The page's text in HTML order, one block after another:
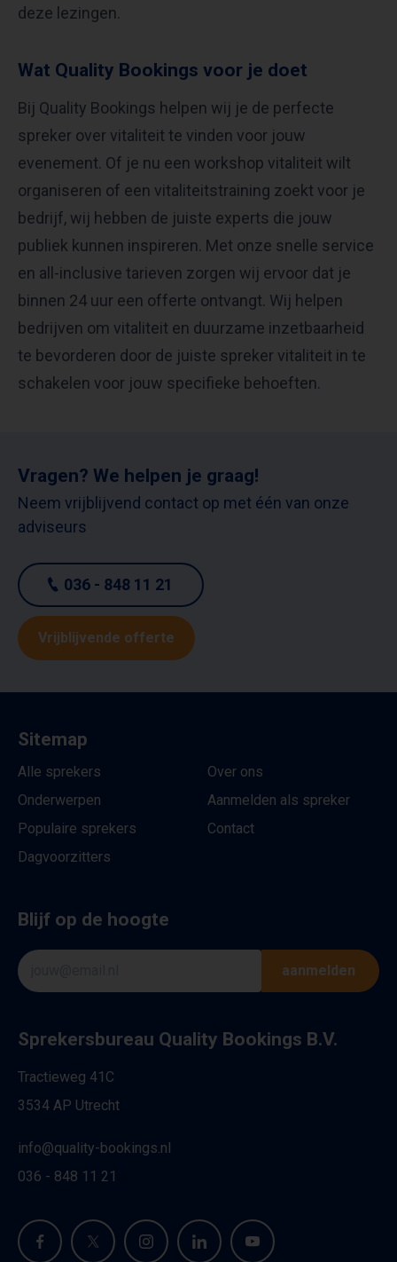
deze lezingen.
Wat Quality Bookings voor je doet
Bij Quality Bookings helpen wij je de perfecte
spreker over vitaliteit te vinden voor jouw
evenement. Of je nu een workshop vitaliteit wilt
organiseren of een vitaliteitstraining zoekt voor je
bedrijf, wij hebben de juiste experts die jouw
publiek kunnen inspireren. Met onze snelle service
en all-inclusive tarieven zorgen wij ervoor dat je
binnen 24 uur een offerte ontvangt. Wij helpen
bedrijven om vitaliteit en duurzame inzetbaarheid
te bevorderen door de juiste spreker vitaliteit in te
schakelen voor jouw specifieke behoeften.
Vragen? We helpen je graag!
Neem vrijblijvend contact op met één van onze
adviseurs
036 - 848 11 21
Vrijblijvende offerte
Sitemap
Alle sprekers
Onderwerpen
Populaire sprekers
Dagvoorzitters
Over ons
Aanmelden als spreker
Contact
Blijf op de hoogte
aanmelden
Sprekersbureau Quality Bookings B.V.
Tractieweg 41C
3534 AP Utrecht
info@quality-bookings.nl
036 - 848 11 21